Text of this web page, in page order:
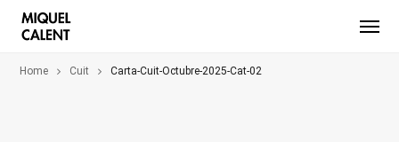
Home Cuit Carta-Cuit-Octubre-2025-Cat-02